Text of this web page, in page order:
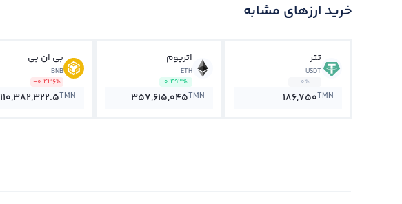
خرید ارزهای مشابه
تتر
USDT
0%
186,750TMN
اتریوم
ETH
0.493%
357,615,045TMN
بی ان بی
BNB
-0.436%
110,382,322.5TMN